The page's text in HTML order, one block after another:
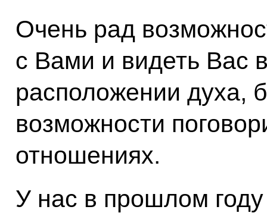
Очень рад
с Вами и видеть Вас
расположении духа,
возможности
отношениях.
У нас в прошлом